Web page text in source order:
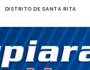
DISTRITO DE SANTA RITA